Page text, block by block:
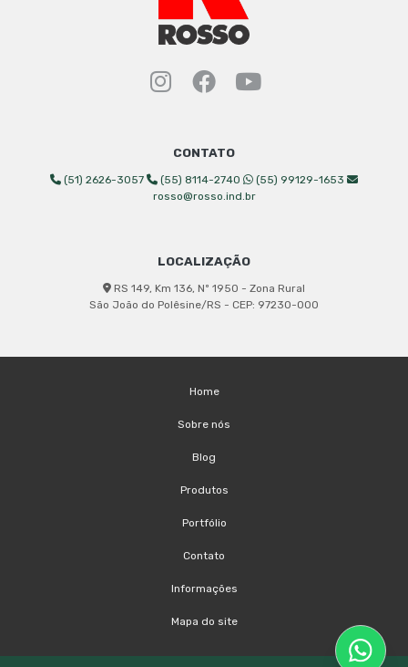
Instagram Rosso
Facebook Rosso
YouTube
CONTATO
(51) 2626-3057 (55) 8114-2740
(55) 99129-1653
rosso@rosso.ind.br
LOCALIZAÇÃO
RS 149, Km 136, Nº 1950 - Zona Rural
São João do Polêsine/RS - CEP: 97230-000
Home
Sobre nós
Blog
Produtos
Portfólio
Contato
Informações
Mapa do site